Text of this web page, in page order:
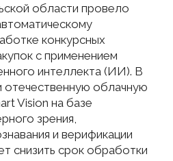
области провело
конкурсных
с применением
интеллекта (ИИ). В
отечественную облачную
Vision на базе
зрения,
и верификации
снизить срок обработки